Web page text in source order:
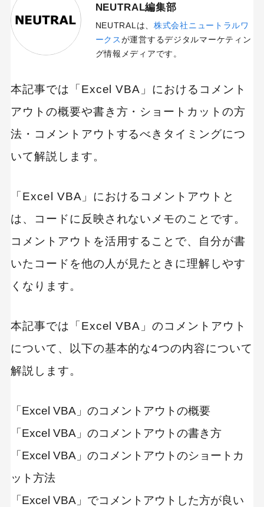
NEUTRAL編集部
NEUTRALは、 株式会社ニュートラルワ
ークスが運営するデジタルマーケティン
グ情報メディアです。
本記事では「Excel VBA」におけるコメント
アウトの概要や書き方・ショートカットの方
法・コメントアウトするべきタイミングにつ
いて解説します。
「Excel VBA」におけるコメントアウトと
は、コードに反映されないメモのことです。
コメントアウトを活用することで、自分が書
いたコードを他の人が見たときに理解しやす
くなります。
本記事では「Excel VBA」のコメントアウト
について、以下の基本的な4つの内容について
解説します。
「Excel VBA」のコメントアウトの概要
「Excel VBA」のコメントアウトの書き方
「Excel VBA」のコメントアウトのショートカ
ット方法
「Excel VBA」でコメントアウトした方が良い